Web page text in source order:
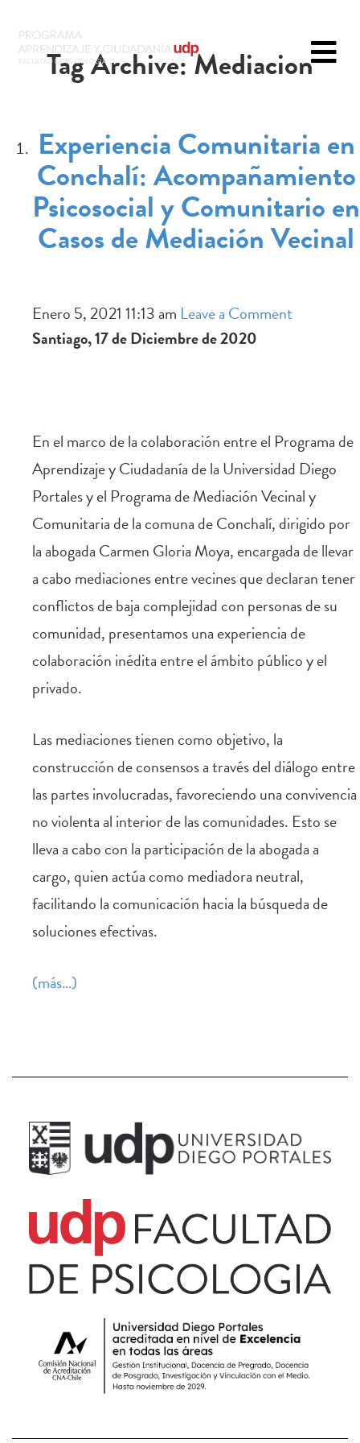
Tag Archive: Mediacion
Experiencia Comunitaria en
Conchalí: Acompañamiento
Psicosocial y Comunitario en
Casos de Mediación Vecinal
Enero 5, 2021 11:13 am Leave a Comment
Santiago, 17 de Diciembre de 2020
En el marco de la colaboración entre el Programa de
Aprendizaje y Ciudadanía de la Universidad Diego
Portales y el Programa de Mediación Vecinal y
Comunitaria de la comuna de Conchalí, dirigido por
la abogada Carmen Gloria Moya, encargada de llevar
a cabo mediaciones entre vecines que declaran tener
conflictos de baja complejidad con personas de su
comunidad, presentamos una experiencia de
colaboración inédita entre el ámbito público y el
privado.
Las mediaciones tienen como objetivo, la
construcción de consensos a través del diálogo entre
las partes involucradas, favoreciendo una convivencia
no violenta al interior de las comunidades. Esto se
lleva a cabo con la participación de la abogada a
cargo, quien actúa como mediadora neutral,
facilitando la comunicación hacia la búsqueda de
soluciones efectivas.
(más…)